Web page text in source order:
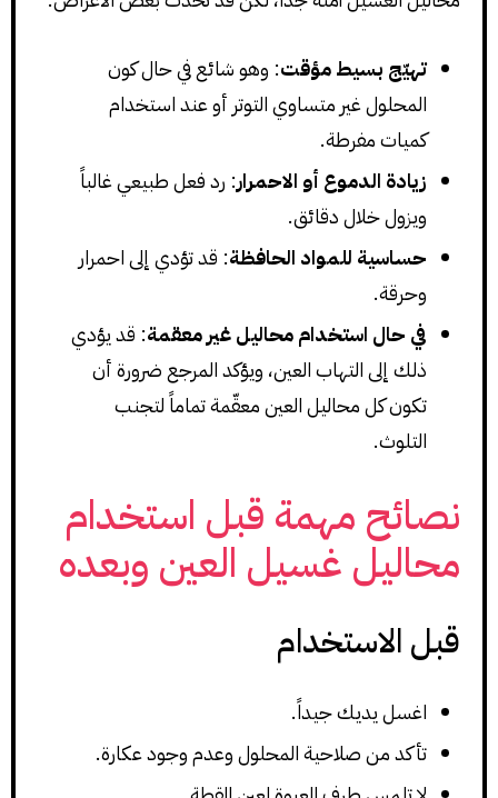
تهيّج بسيط مؤقت: وهو شائع في حال كون
المحلول غير متساوي التوتر أو عند استخدام
كميات مفرطة.
زيادة الدموع أو الاحمرار: رد فعل طبيعي غالباً
ويزول خلال دقائق.
حساسية للمواد الحافظة: قد تؤدي إلى احمرار
وحرقة.
في حال استخدام محاليل غير معقمة: قد يؤدي
ذلك إلى التهاب العين، ويؤكد المرجع ضرورة أن
تكون كل محاليل العين معقّمة تماماً لتجنب
التلوث.
نصائح مهمة قبل استخدام
محاليل غسيل العين وبعده
قبل الاستخدام
اغسل يديك جيداً.
تأكد من صلاحية المحلول وعدم وجود عكارة.